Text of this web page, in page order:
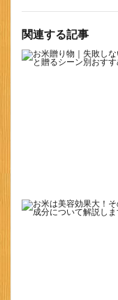
関連する記事